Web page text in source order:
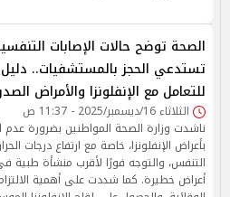
الصحة توضح حالات الإصابات
تستدعي الحجز بالمستشفيات..
للتعامل مع الإنفلونزا والأمراض
الثلاثاء 16/ديسمبر/2025 - 11:37 ص
ناشدت وزارة الصحة المواطنين بضرورة عدم
بأعراض الإنفلونزا، خاصة مع ارتفاع درجات
التنفس، والتوجه فورًا لأقرب منشأة طبية
أعراض خطيرة. كما شددت على أهمية الالتزام